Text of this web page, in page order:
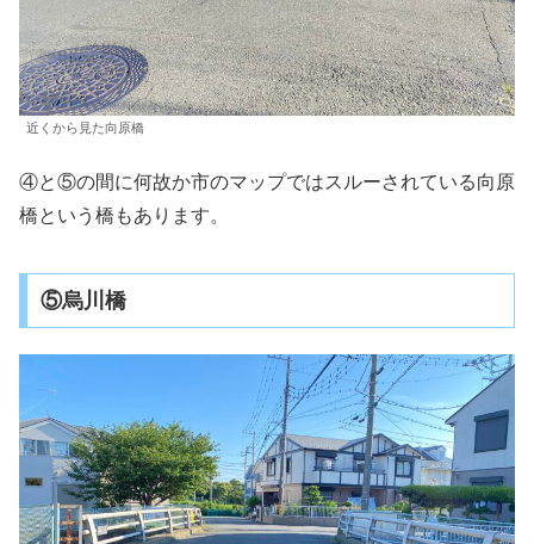
近くから見た向原橋
④と⑤の間に何故か市のマップではスルーされている向原
橋という橋もあります。
⑤烏川橋